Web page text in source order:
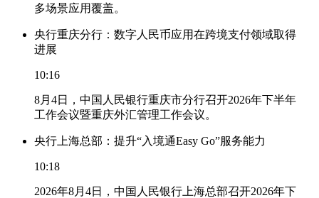
多场景应用覆盖。
央行重庆分行：数字人民币应用在跨境支付领域取得
进展
10:16
8月4日，中国人民银行重庆市分行召开2026年下半年
工作会议暨重庆外汇管理工作会议。
央行上海总部：提升“入境通Easy Go”服务能力
10:18
2026年8月4日，中国人民银行上海总部召开2026年下